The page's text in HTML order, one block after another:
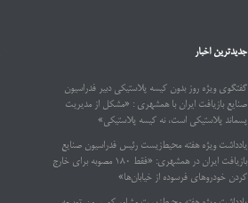
جدیدترین اخبار
گفتگوی ویژه روز بدون کیسه پلاستیکی دبیر فدراسیون
صنایع بازیافت ایران با همشهری : «مشکل از مدیریت
پسماند پلاستیکی است، نه کیسه پلاستیکی»
یادداشت ویژه هفته محیط‌زیست رئیس فدراسیون صنایع
بازیافت ایران در همشهری: «فقط ۱۸۰ مصوبه برای خارج
کردن خودروهای فرسوده از خیابان‌ها»